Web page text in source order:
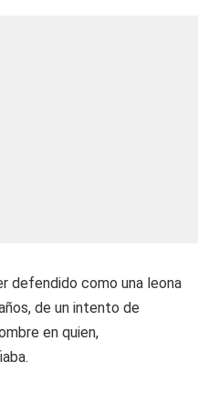
defendido como una leona
de un intento de
en quien,